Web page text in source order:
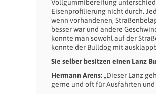
Vollgummibereifung
Eisenprofilierung nicht durch.
wenn vorhandenen,
besser war und andere
konnte man sowohl auf der
konnte der Bulldog mit
Sie selber besitzen einen Lanz
Hermann Arens: „Dieser Lanz
gerne und oft für Ausfahrten